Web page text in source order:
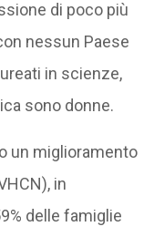
di poco più
nessun Paese
in scienze,
sono donne.
un miglioramento
in
delle famiglie